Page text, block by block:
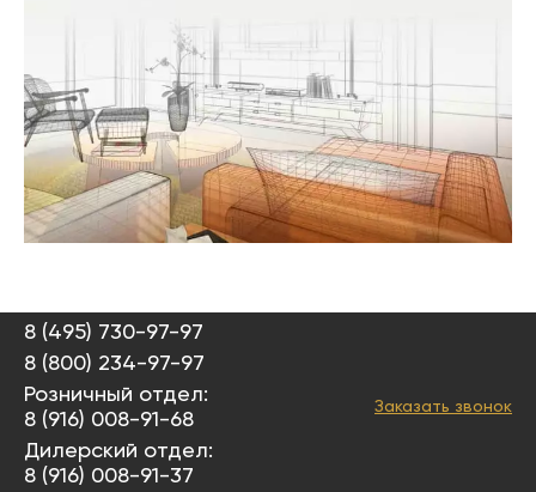
8 (495) 730-97-97
8 (800) 234-97-97
Розничный отдел:
8 (916) 008-91-68
Дилерский отдел:
8 (916) 008-91-37
Заказать звонок